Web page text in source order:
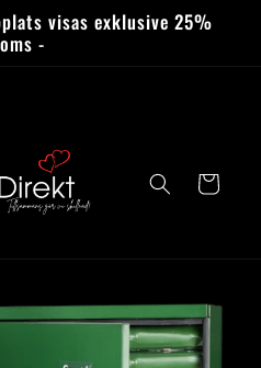
visas exklusive 25%
-
Varukorg